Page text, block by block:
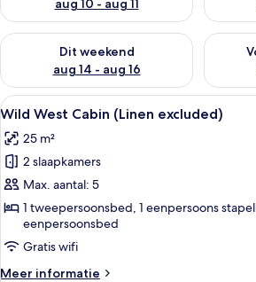
aug 10 - aug 11
Dit weekend
aug 14 - aug 16
De beschikbaarheid controleren voor
De
Alle
foto's
voor
Wild
West
Cabin
(Linen
excluded)
laden
Een
6
Wild West Cabin (Linen excluded)
25 m²
2 slaapkamers
Max. aantal: 5
1 tweepersoonsbed, 1 eenpersoons
eenpersoonsbed
Gratis wifi
Meer informatie
Meer